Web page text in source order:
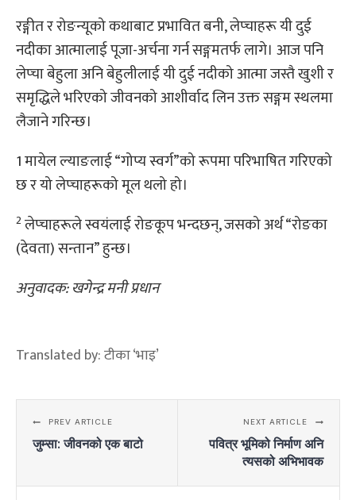
रङ्गीत र रोङन्यूको कथाबाट प्रभावित बनी, लेप्चाहरू यी दुई
नदीका आत्मालाई पूजा-अर्चना गर्न सङ्गमतर्फ लागे। आज पनि
लेप्चा बेहुला अनि बेहुलीलाई यी दुई नदीको आत्मा जस्तै खुशी र
समृद्धिले भरिएको जीवनको आशीर्वाद लिन उक्त सङ्गम स्थलमा
लैजाने गरिन्छ।
1 मायेल ल्याङलाई “गोप्य स्वर्ग”को रूपमा परिभाषित गरिएको
छ र यो लेप्चाहरूको मूल थलो हो।
2 लेप्चाहरूले स्वयंलाई रोङकूप भन्दछन्, जसको अर्थ “रोङका
(देवता) सन्तान” हुन्छ।
अनुवादक: खगेन्द्र मनी प्रधान
Translated by:टीका ‘भाइ’
PREV ARTICLE
जुम्सा: जीवनको एक बाटो
NEXT ARTICLE
पवित्र भूमिको निर्माण अनि
त्यसको अभिभावक